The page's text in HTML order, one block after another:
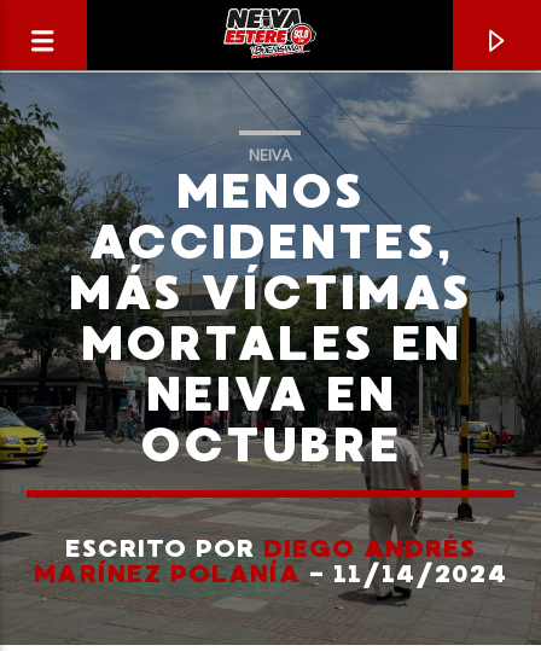
CANCIÓN ACTUAL
TÍTULO
ARTISTA
NEIVA
MENOS
ACCIDENTES,
MÁS VÍCTIMAS
MORTALES EN
NEIVA EN
OCTUBRE
ESCRITO PORDIEGO ANDRÉS
MARÍNEZ POLANÍA - 11/14/2024